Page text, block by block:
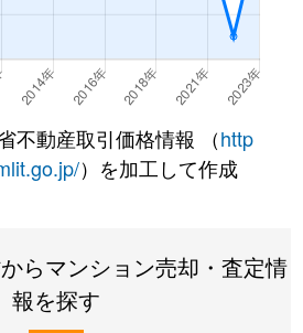
不動産取引価格情報 （http
）を加工して作成
らマンション売却・査定情
報を探す